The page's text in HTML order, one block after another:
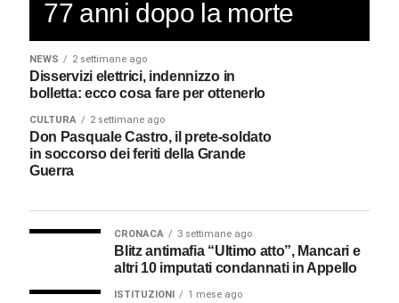
77 anni dopo la morte
NEWS 2 settimane ago
Disservizi elettrici, indennizzo in
bolletta: ecco cosa fare per ottenerlo
CULTURA 2 settimane ago
Don Pasquale Castro, il prete-soldato
in soccorso dei feriti della Grande
Guerra
CRONACA 3 settimane ago
Blitz antimafia “Ultimo atto”, Mancari e
altri 10 imputati condannati in Appello
ISTITUZIONI 1 mese ago